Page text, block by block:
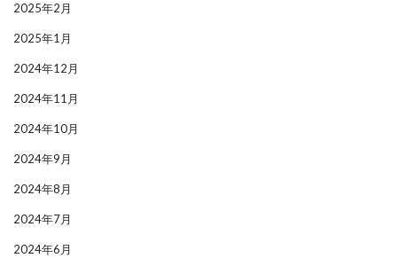
2025年2月
2025年1月
2024年12月
2024年11月
2024年10月
2024年9月
2024年8月
2024年7月
2024年6月